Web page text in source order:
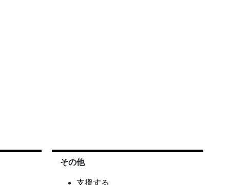
その他
支援する